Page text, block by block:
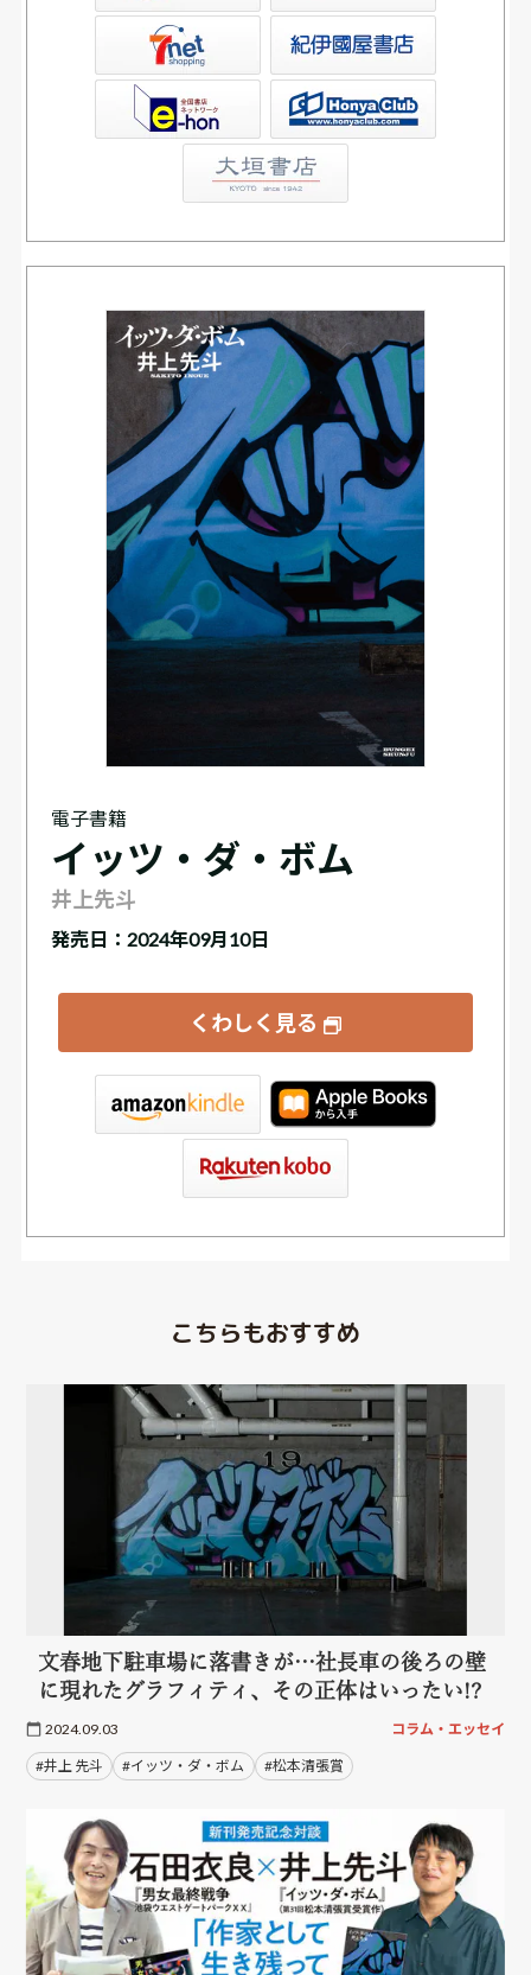
書店ウェブストア
電子書籍
イッツ・ダ・ボム
井上先斗
発売日：2024年09月10日
くわしく見る
こちらもおすすめ
文春地下駐車場に落書きが…社長車の後ろの壁
に現れたグラフィティ、その正体はいったい!?
2024.09.03 コラム・エッセイ
#井上 先斗 #イッツ・ダ・ボム #松本清張賞